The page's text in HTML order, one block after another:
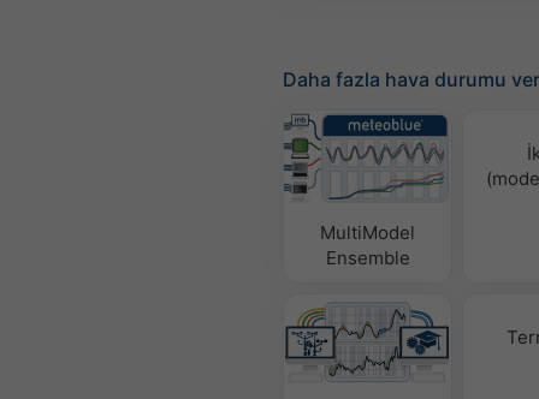
Daha fazla hava durumu
MultiModel
Ensemble